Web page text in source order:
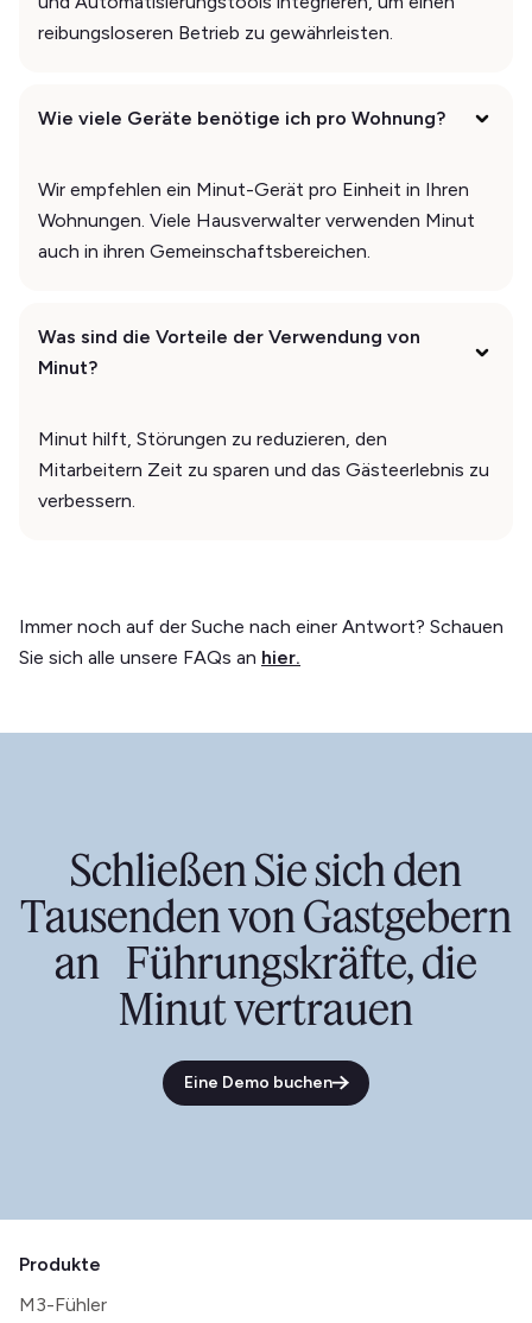
reibungsloseren Betrieb zu gewährleisten.
Wie viele Geräte benötige ich pro Wohnung?
Wir empfehlen ein Minut-Gerät pro Einheit in Ihren
Wohnungen. Viele Hausverwalter verwenden Minut
auch in ihren Gemeinschaftsbereichen.
Was sind die Vorteile der Verwendung von
Minut?
Minut hilft, Störungen zu reduzieren, den
Mitarbeitern Zeit zu sparen und das Gästeerlebnis zu
verbessern.
Immer noch auf der Suche nach einer Antwort? Schauen
Sie sich alle unsere FAQs an hier.
Schließen Sie sich den
Tausenden von Gastgebern
an Führungskräfte, die
Minut vertrauen
Eine Demo buchen
Produkte
M3-Fühler